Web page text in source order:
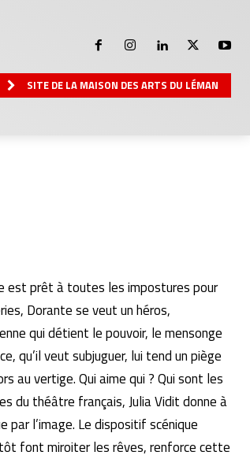
SITE DE LA MAISON DES ARTS DU LÉMAN
est prêt à toutes les impostures pour
Dorante se veut un héros,
qui détient le pouvoir, le mensonge
qu’il veut subjuguer, lui tend un piège
au vertige. Qui aime qui ? Qui sont les
du théâtre français, Julia Vidit donne à
par l’image. Le dispositif scénique
font miroiter les rêves, renforce cette